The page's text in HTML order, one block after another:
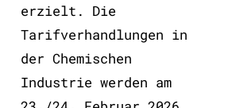
erzielt. Die
Tarifverhandlungen in
der Chemischen
Industrie werden am